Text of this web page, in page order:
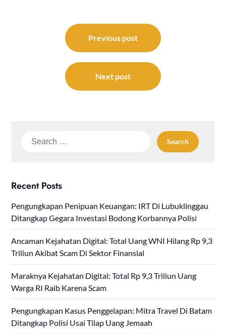
navigation
Previous post
Next post
Search
Recent Posts
Pengungkapan Penipuan Keuangan: IRT Di Lubuklinggau
Ditangkap Gegara Investasi Bodong Korbannya Polisi
Ancaman Kejahatan Digital: Total Uang WNI Hilang Rp 9,3
Triliun Akibat Scam Di Sektor Finansial
Maraknya Kejahatan Digital: Total Rp 9,3 Triliun Uang
Warga RI Raib Karena Scam
Pengungkapan Kasus Penggelapan: Mitra Travel Di Batam
Ditangkap Polisi Usai Tilap Uang Jemaah